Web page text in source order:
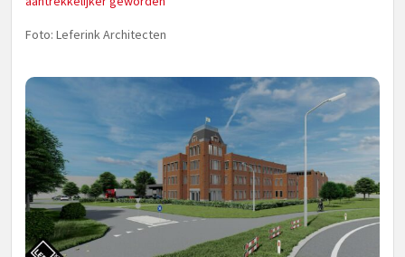
Foto: Leferink Architecten